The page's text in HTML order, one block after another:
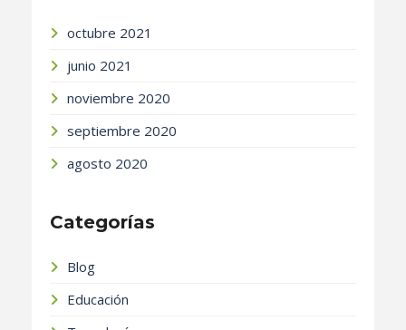
octubre 2021
junio 2021
noviembre 2020
septiembre 2020
agosto 2020
Categorías
Blog
Educación